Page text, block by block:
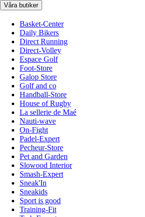
Våra butiker
Basket-Center
Daily Bikers
Direct Running
Direct-Volley
Espace Golf
Foot-Store
Galop Store
Golf and co
Handball-Store
House of Rugby
La sellerie de Maé
Nauti-wave
On-Fight
Padel-Expert
Pecheur-Store
Pet and Garden
Slowood Interior
Smash-Expert
Sneak'In
Sneakids
Sport is good
Training-Fit